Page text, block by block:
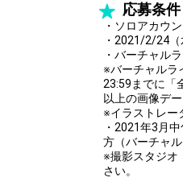
応募条件
・ソロアカウ
・2021/2/24
・バーチャル
※バーチャルラ
23:59までに「
以上の画像デ
※イラストレー
・2021年3月
方（バーチャ
※撮影スタジオ
さい。